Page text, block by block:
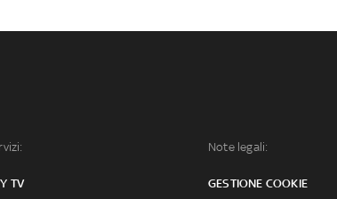
TV
Note legali:
GESTIONE COOKIE